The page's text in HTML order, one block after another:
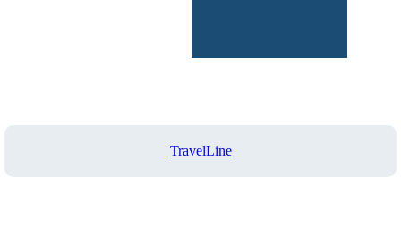
TravelLine